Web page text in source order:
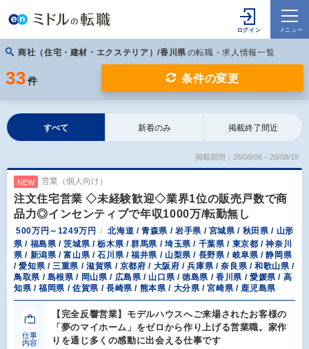
商社（住宅・建材・エクステリア）/香川県 の転職・求人情報一覧
33 件 条件の変更
すべて 新着のみ 掲載終了間近
掲載期間：26/08/06～26/08/19
NEW 営業（個人向け）
注文住宅営業 ◇未経験歓迎◇業界1位の販売戸数で商
品力◎インセンティブで年収1000万/転勤無し
500万円～1249万円
北海道 / 青森県 / 岩手県 / 宮城県 / 秋田県 / 山形
県 / 福島県 / 茨城県 / 栃木県 / 群馬県 / 埼玉県 / 千葉県 / 東京都 / 神奈川
県 / 新潟県 / 富山県 / 石川県 / 福井県 / 山梨県 / 長野県 / 岐阜県 / 静岡県
/ 愛知県 / 三重県 / 滋賀県 / 京都府 / 大阪府 / 兵庫県 / 奈良県 / 和歌山県 /
鳥取県 / 島根県 / 岡山県 / 広島県 / 山口県 / 徳島県 / 香川県 / 愛媛県 / 高
知県 / 福岡県 / 佐賀県 / 長崎県 / 熊本県 / 大分県 / 宮崎県 / 鹿児島県
仕事
内容
【完全反響営業】モデルハウスへご来場されたお客様の
「夢のマイホーム」をゼロから作り上げる営業職。家作
りを通じ多くの感動に出会える仕事です